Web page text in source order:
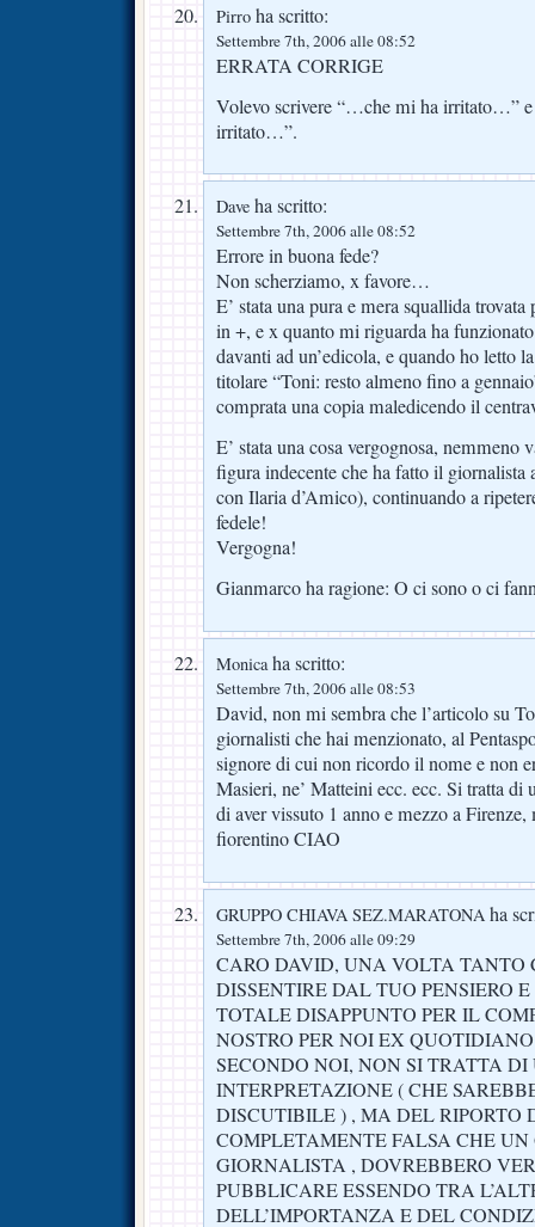
Pirro ha scritto:
Settembre 7th, 2006 alle 08:52
ERRATA CORRIGE
Volevo scrivere “…che mi ha irritato…”
irritato…”.
Dave ha scritto:
Settembre 7th, 2006 alle 08:52
Errore in buona fede?
Non scherziamo, x favore…
E’ stata una pura e mera squallida
in +, e x quanto mi riguarda ha
davanti ad un’edicola, e quando ho letto
titolare “Toni: resto almeno fino a
comprata una copia maledicendo il
E’ stata una cosa vergognosa, nemmeno
figura indecente che ha fatto il
con Ilaria d’Amico), continuando a
fedele!
Vergogna!
Gianmarco ha ragione: O ci sono o ci
Monicaha scritto:
Settembre 7th, 2006 alle 08:53
David, non mi sembra che l’articolo su
giornalisti che hai menzionato, al
signore di cui non ricordo il nome e non
Masieri, ne’ Matteini ecc. ecc. Si tratta di
di aver vissuto 1 anno e mezzo a
fiorentino CIAO
GRUPPO CHIAVA SEZ.MARATONA ha
Settembre 7th, 2006 alle 09:29
CARO DAVID, UNA VOLTA TANTO
DISSENTIRE DAL TUO PENSIERO
TOTALE DISAPPUNTO PER IL
NOSTRO PER NOI EX
SECONDO NOI, NON SI TRATTA
INTERPRETAZIONE ( CHE
DISCUTIBILE ) , MA DEL RIPORTO
COMPLETAMENTE FALSA CHE
GIORNALISTA , DOVREBBERO
PUBBLICARE ESSENDO TRA
DELL’IMPORTANZA E DEL